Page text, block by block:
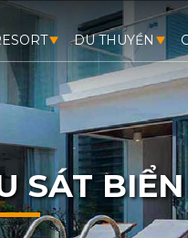
DU THUYỀN
SÁT BIỂN